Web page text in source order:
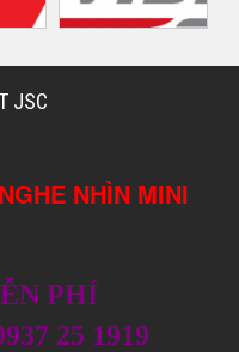
JSC
NHÌN MINI
PHÍ
25 1919